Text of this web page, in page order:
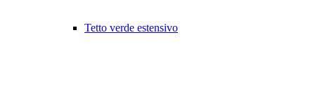
Tetto verde estensivo